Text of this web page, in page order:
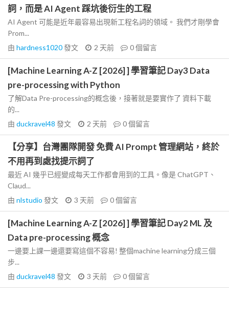
詞，而是 AI Agent 踩坑後衍生的工程
AI Agent 可能是近年最容易出現新工程名詞的領域。 我們才剛學會
Prom...
由 hardness1020發文 2 天前 0個留言
[Machine Learning A-Z [2026] ] 學習筆記 Day3 Data
pre-processing with Python
了解Data Pre-processing的概念後，接著就是要實作了 資料下載
的...
由 duckravel48 發文 2 天前 0個留言
【分享】台灣團隊開發 免費 AI Prompt 管理網站，終於
不用再到處找提示詞了
最近 AI 幾乎已經變成每天工作都會用到的工具。像是 ChatGPT、
Claud...
由 nlstudio 發文 3 天前 0個留言
[Machine Learning A-Z [2026] ] 學習筆記 Day2 ML 及
Data pre-processing 概念
一邊要上課一邊還要寫這個不容易! 整個machine learning分成三個
步...
由 duckravel48 發文 3 天前 0個留言